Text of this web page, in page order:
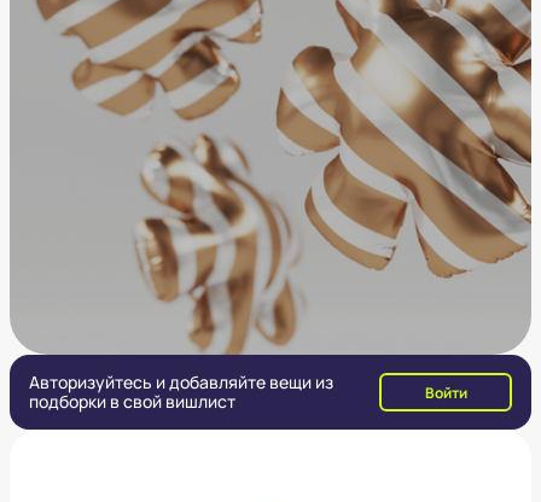
Авторизуйтесь и добавляйте вещи из
подборки в свой вишлист
Войти